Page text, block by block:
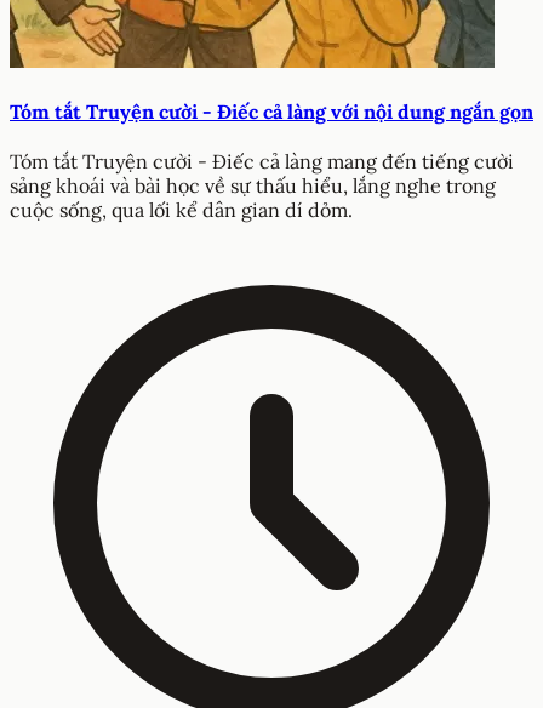
Tóm tắt Truyện cười - Điếc cả làng với nội dung ngắn gọn
Tóm tắt Truyện cười - Điếc cả làng mang đến tiếng cười
sảng khoái và bài học về sự thấu hiểu, lắng nghe trong
cuộc sống, qua lối kể dân gian dí dỏm.